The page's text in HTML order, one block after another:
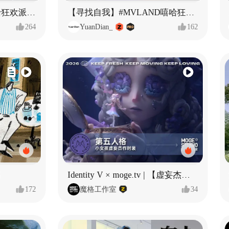
264 YuanDian_ 162
172
Identity V × moge.tv | 【虚妄杰作时装】“小女孩”
魔格工作室 34